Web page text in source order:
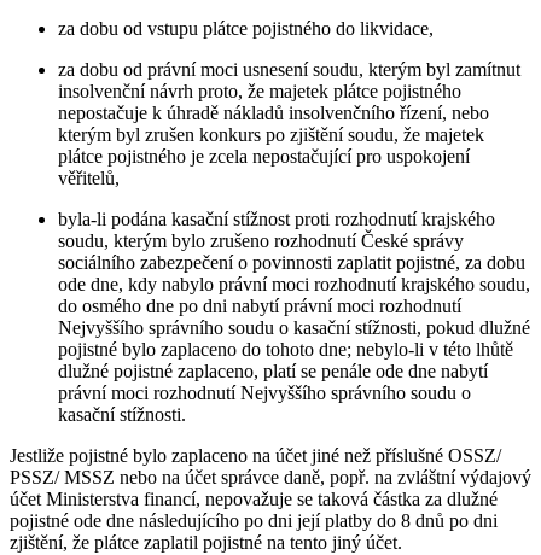
za dobu od vstupu plátce pojistného do likvidace,
za dobu od právní moci usnesení soudu, kterým byl zamítnut
insolvenční návrh proto, že majetek plátce pojistného
nepostačuje k úhradě nákladů insolvenčního řízení, nebo
kterým byl zrušen konkurs po zjištění soudu, že majetek
plátce pojistného je zcela nepostačující pro uspokojení
věřitelů,
byla-li podána kasační stížnost proti rozhodnutí krajského
soudu, kterým bylo zrušeno rozhodnutí České správy
sociálního zabezpečení o povinnosti zaplatit pojistné, za dobu
ode dne, kdy nabylo právní moci rozhodnutí krajského soudu,
do osmého dne po dni nabytí právní moci rozhodnutí
Nejvyššího správního soudu o kasační stížnosti, pokud dlužné
pojistné bylo zaplaceno do tohoto dne; nebylo-li v této lhůtě
dlužné pojistné zaplaceno, platí se penále ode dne nabytí
právní moci rozhodnutí Nejvyššího správního soudu o
kasační stížnosti.
Jestliže pojistné bylo zaplaceno na účet jiné než příslušné OSSZ/
PSSZ/ MSSZ nebo na účet správce daně, popř. na zvláštní výdajový
účet Ministerstva financí, nepovažuje se taková částka za dlužné
pojistné ode dne následujícího po dni její platby do 8 dnů po dni
zjištění, že plátce zaplatil pojistné na tento jiný účet.